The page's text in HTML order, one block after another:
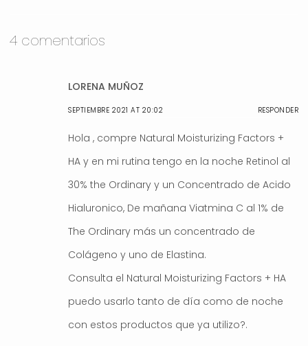
4 comentarios
LORENA MUÑOZ
SEPTIEMBRE 2021 AT 20:02 RESPONDER
Hola , compre Natural Moisturizing Factors +
HA y en mi rutina tengo en la noche Retinol al
30% the Ordinary y un Concentrado de Acido
Hialuronico, De mañana Viatmina C al 1% de
The Ordinary más un concentrado de
Colágeno y uno de Elastina.
Consulta el Natural Moisturizing Factors + HA
puedo usarlo tanto de día como de noche
con estos productos que ya utilizo?.